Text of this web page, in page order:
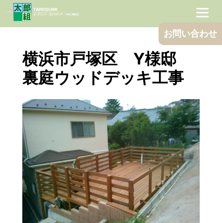
content
お問い合わせ
横浜市戸塚区 Y様邸
裏庭ウッドデッキ工事